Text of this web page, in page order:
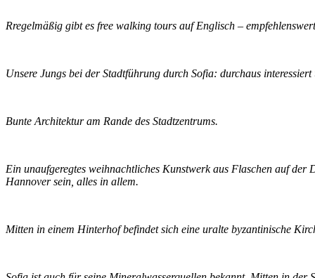
Rregelmäßig gibt es free walking tours auf Englisch –
Unsere Jungs bei der Stadtführung durch Sofia: durchaus
Bunte Architektur am Rande des Stadtzentrums.
Ein unaufgeregtes weihnachtliches Kunstwerk aus Flaschen auf der
Hannover sein, alles in allem.
Mitten in einem Hinterhof befindet sich eine uralte byzantinische